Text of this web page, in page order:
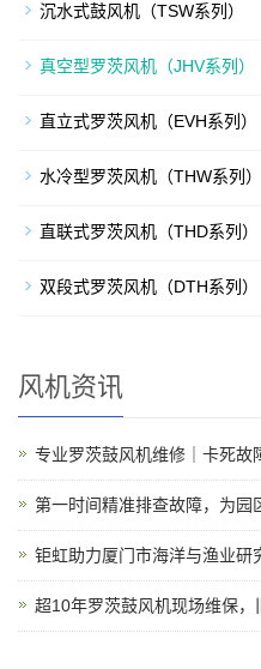
沉水式鼓风机（TSW系列）
真空型罗茨风机（JHV系列）
直立式罗茨风机（EVH系列）
水冷型罗茨风机（THW系列）
直联式罗茨风机（THD系列）
双段式罗茨风机（DTH系列）
风机资讯
专业罗茨鼓风机维修｜卡死故
第一时间精准排查故障，为园
钜虹助力厦门市海洋与渔业研
超10年罗茨鼓风机现场维保，